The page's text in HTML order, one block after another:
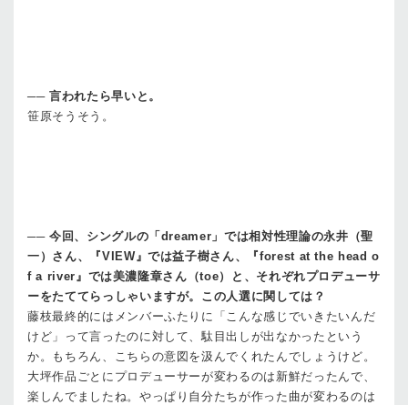
── 言われたら早いと。
笹原そうそう。
── 今回、シングルの「dreamer」では相対性理論の永井（聖
一）さん、『VIEW』では益子樹さん、『forest at the head o
f a river』では美濃隆章さん（toe）と、それぞれプロデューサ
ーをたててらっしゃいますが。この人選に関しては？
藤枝最終的にはメンバーふたりに「こんな感じでいきたいんだ
けど」って言ったのに対して、駄目出しが出なかったという
か。もちろん、こちらの意図を汲んでくれたんでしょうけど。
大坪作品ごとにプロデューサーが変わるのは新鮮だったんで、
楽しんでましたね。やっぱり自分たちが作った曲が変わるのは